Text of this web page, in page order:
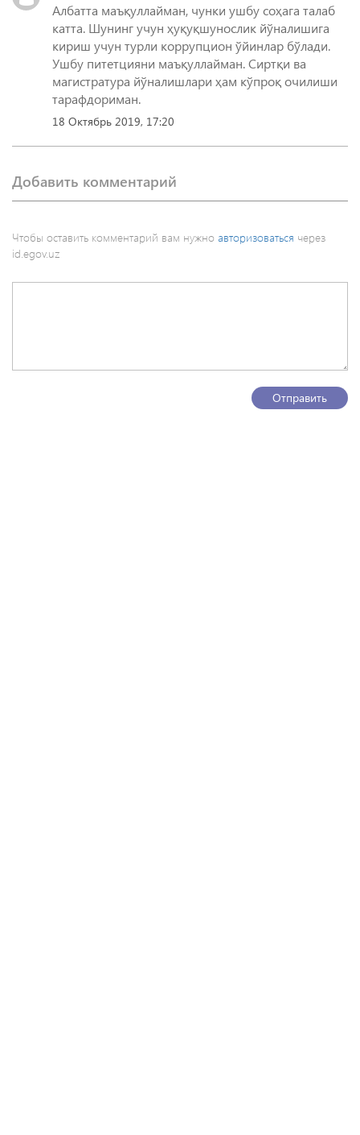
Албатта маъқуллайман, чунки ушбу соҳага талаб
катта. Шунинг учун ҳуқуқшунослик йўналишига
кириш учун турли коррупцион ўйинлар бўлади.
Ушбу питетцияни маъқуллайман. Сиртқи ва
магистратура йўналишлари ҳам кўпроқ очилиши
тарафдориман.
18 Октябрь 2019, 17:20
Добавить комментарий
Чтобы оставить комментарий вам нужно авторизоваться через
id.egov.uz
Отправить